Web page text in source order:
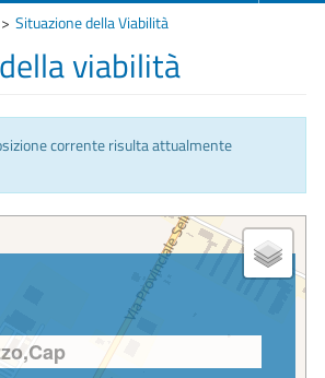
Situazione della Viabilità
viabilità
corrente risulta attualmente